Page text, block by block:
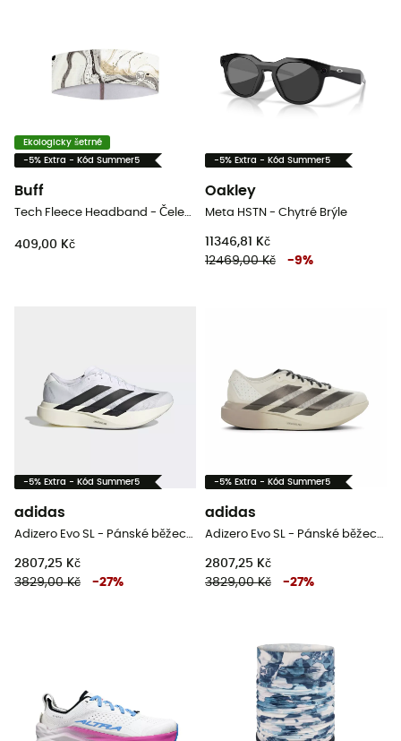
Ekologicky šetrné
-5% Extra - Kód Summer5
Buff
Tech Fleece Headband - Čelenka
409,00 Kč
-5% Extra - Kód Summer5
Oakley
Meta HSTN - Chytré Brýle
11346,81 Kč
12469,00 Kč
-9%
-5% Extra - Kód Summer5
adidas
Adizero Evo SL - Pánské běžecké boty
2807,25 Kč
3829,00 Kč
-27%
-5% Extra - Kód Summer5
adidas
Adizero Evo SL - Pánské běžecké boty
2807,25 Kč
3829,00 Kč
-27%